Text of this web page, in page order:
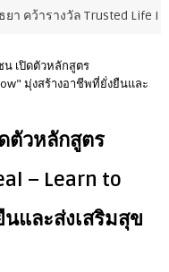
ล Trusted Life Partner
เปิดตัวหลักสูตร
มุ่งสร้างอาชีพที่ยั่งยืนและ
ตัวหลักสูตร
– Learn to
และส่งเสริมสุข